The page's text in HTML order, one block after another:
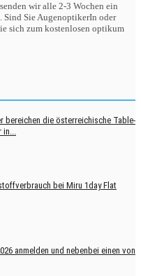
wir alle 2-3 Wochen ein
Sind Sie AugenoptikerIn oder
sich zum kostenlosen optikum
bereichen die österreichische Table-
in...
bei Miru 1day Flat
anmelden und nebenbei einen von